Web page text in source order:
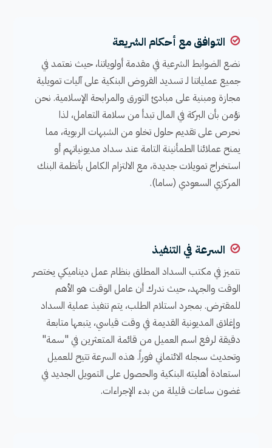
التوافق مع أحكام الشريعة
نضع الضوابط الشرعية في مقدمة أولوياتنا، حيث نعتمد في
جميع عملياتنا لـ تسديد القروض البنكية على آليات تمويلية
مجازة ومبنية على مبادئ التورق والمرابحة الإسلامية. نحن
نؤمن بأن البركة في المال تبدأ من سلامة التعامل، لذا
نحرص على تقديم حلول تخلو من الشبهات الربوية، مما
يمنح عملائنا الطمأنينة التامة عند سداد مديونياتهم أو
استخراج تمويلات جديدة، مع الالتزام الكامل بأنظمة البنك
المركزي السعودي (ساما).
السرعة في التنفيذ
نتميز في مكتب السداد المطلق بنظام عمل ديناميكي يختصر
الوقت والجهد، حيث ندرك أن عامل الوقت هو الأهم
للمقترض. بمجرد استلام الطلب، يتم تنفيذ عملية السداد
وإغلاق المديونية القديمة في وقت قياسي، يتبعها متابعة
دقيقة لرفع اسم العميل من قائمة المتعثرين في "سمة"
وتحديث سجله الائتماني فوراً. هذه السرعة تتيح للعميل
استعادة أهليته البنكية والحصول على التمويل الجديد في
غضون ساعات قليلة من بدء الإجراءات.